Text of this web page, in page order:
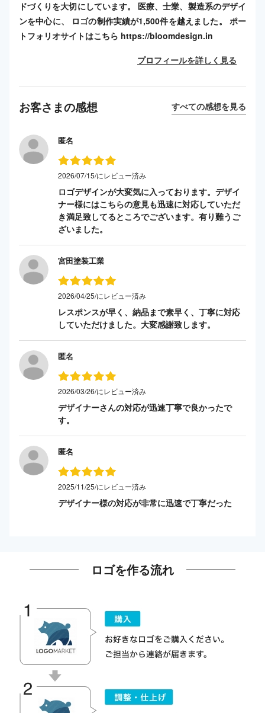
ドづくりを大切にしています。 医療、士業、製造系のデザイ
ンを中心に、 ロゴの制作実績が1,500件を越えました。 ポー
トフォリオサイトはこちら https://bloomdesign.in
プロフィールを詳しく見る
お客さまの感想 すべての感想を見る
匿名
2026/07/15/にレビュー済み
ロゴデザインが大変気に入っております。デザイ
ナー様にはこちらの意見も迅速に対応していただ
き満足致してるところでございます。有り難うご
ざいました。
宮田塗装工業
2026/04/25/にレビュー済み
レスポンスが早く、納品まで素早く、丁寧に対応
していただけました。大変感謝致します。
匿名
2026/03/26/にレビュー済み
デザイナーさんの対応が迅速丁寧で良かったで
す。
匿名
2025/11/25/にレビュー済み
デザイナー様の対応が非常に迅速で丁寧だった
ロゴを作る流れ